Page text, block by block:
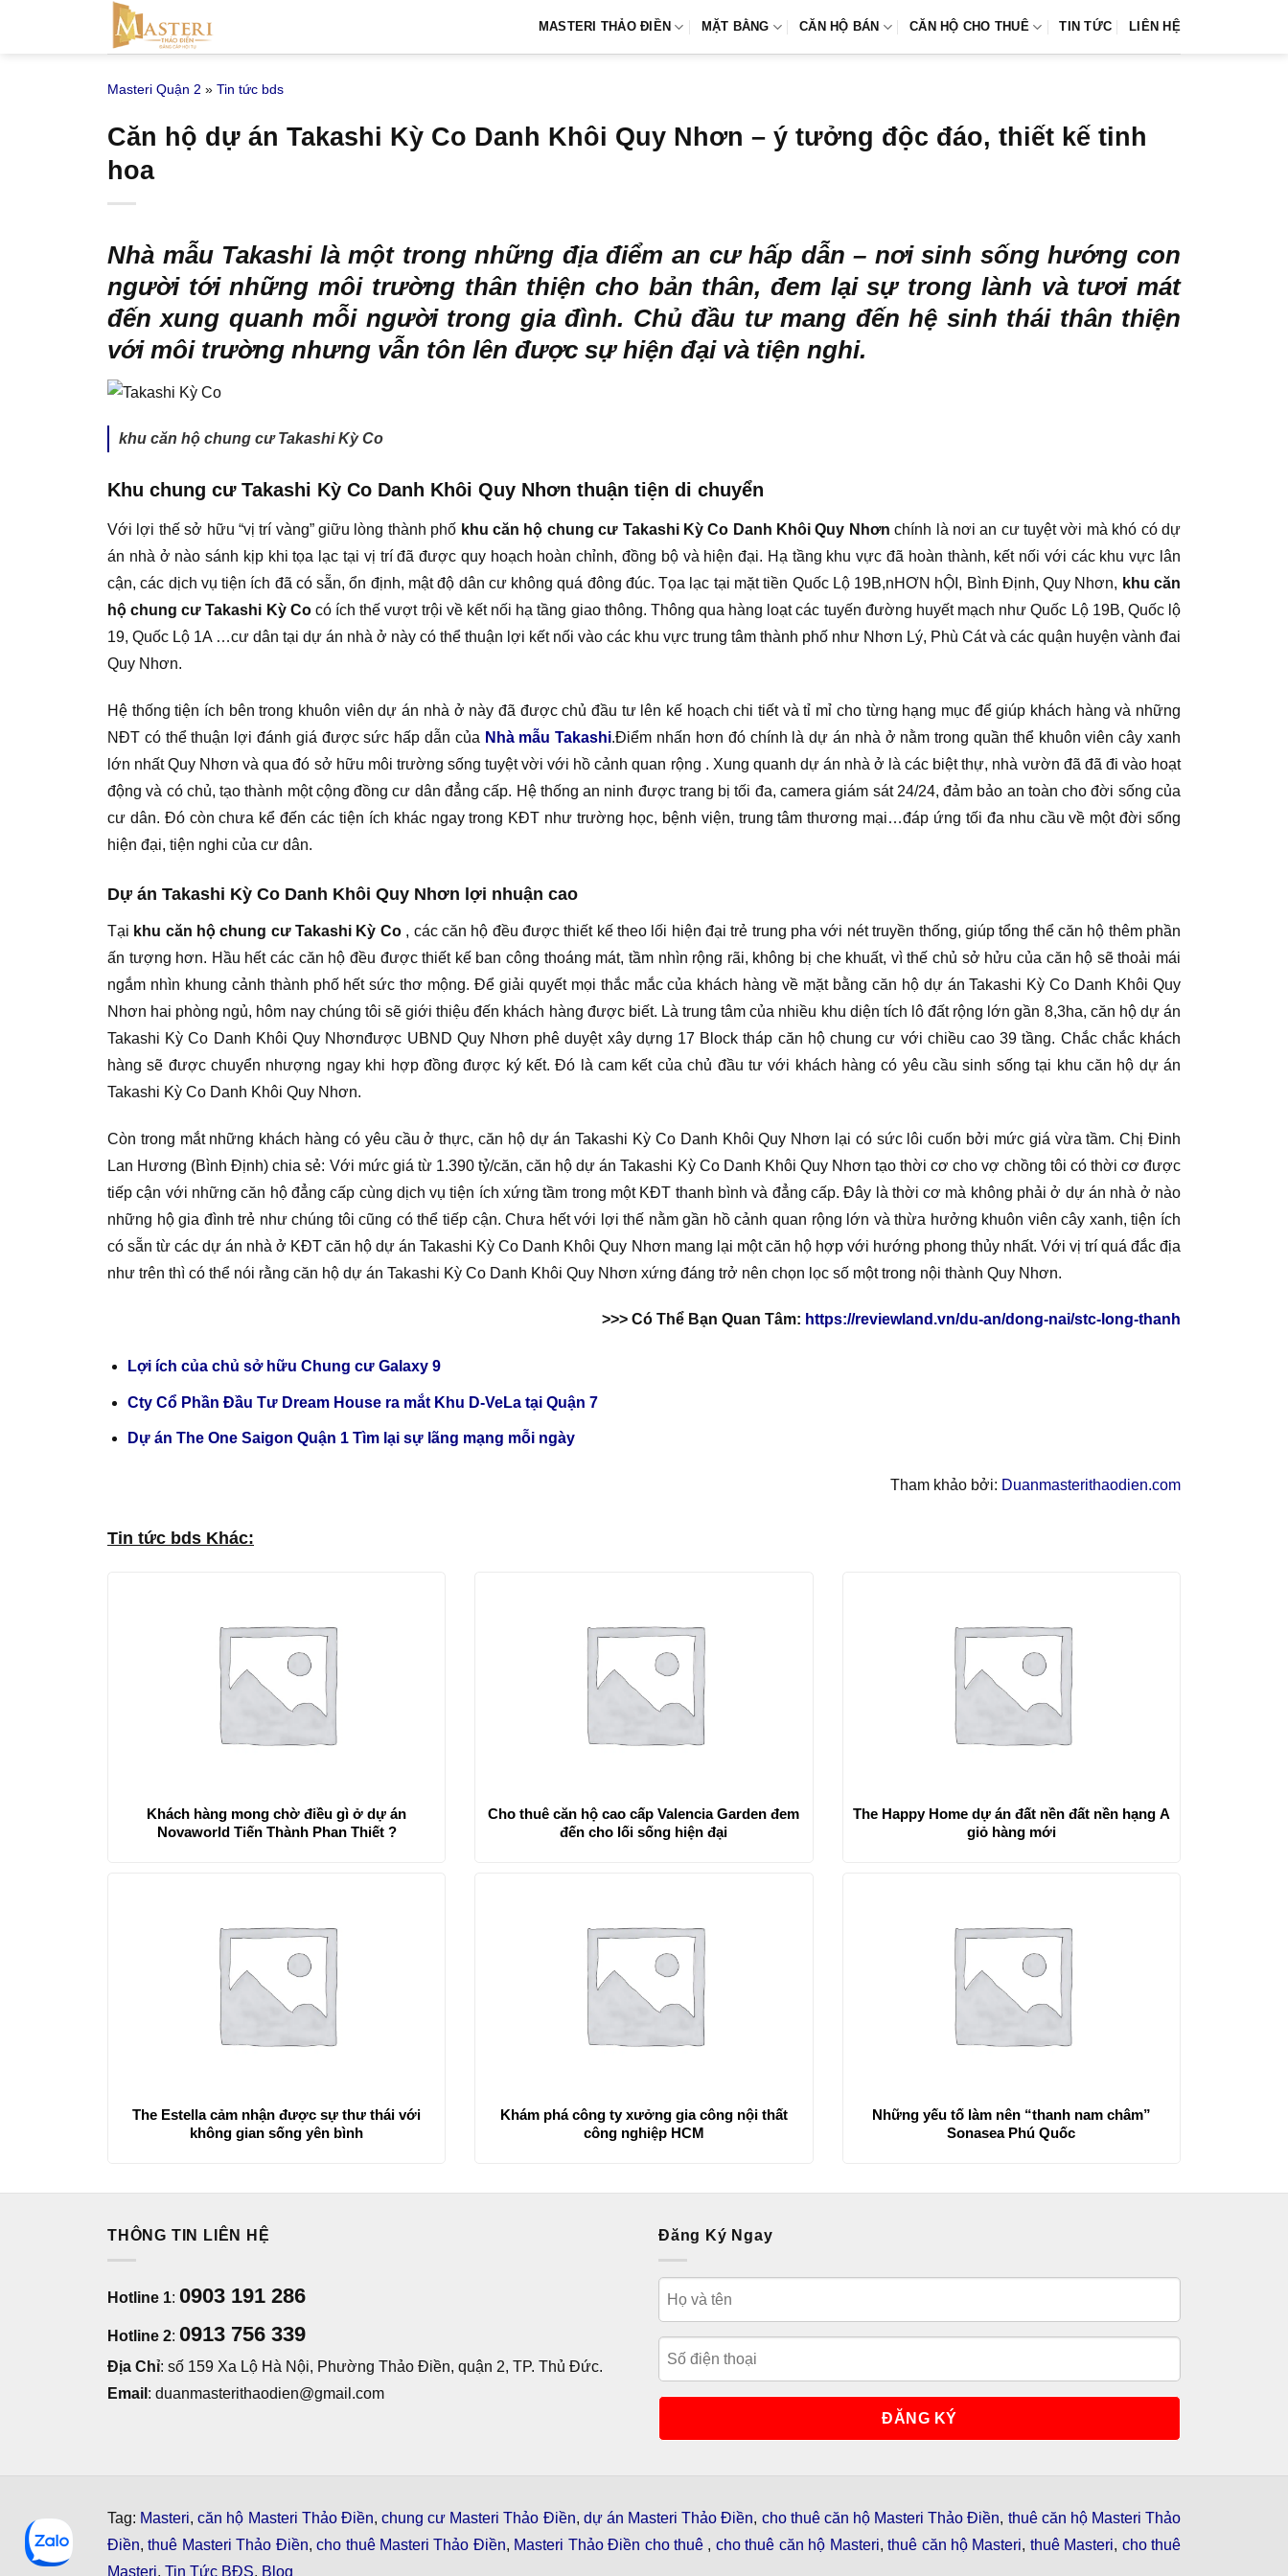
MASTERI THẢO ĐIỀN MẶT BẰNG CĂN HỘ BÁN CĂN HỘ CHO THUÊ TIN TỨC LIÊN HỆ
Masteri Quận 2 » Tin tức bds
Căn hộ dự án Takashi Kỳ Co Danh Khôi Quy Nhơn – ý tưởng độc đáo, thiết kế tinh
hoa
Nhà mẫu Takashilà một trong những địa điểm an cư hấp dẫn – nơi sinh sống hướng con
người tới những môi trường thân thiện cho bản thân, đem lại sự trong lành và tươi mát
đến xung quanh mỗi người trong gia đình. Chủ đầu tư mang đến hệ sinh thái thân thiện
với môi trường nhưng vẫn tôn lên được sự hiện đại và tiện nghi.
khu căn hộ chung cư Takashi Kỳ Co
Khu chung cư Takashi Kỳ Co Danh Khôi Quy Nhơn thuận tiện di chuyển
Với lợi thế sở hữu “vị trí vàng” giữu lòng thành phố khu căn hộ chung cư Takashi Kỳ Co Danh Khôi Quy Nhơn chính là nơi an cư tuyệt vời mà khó có dự
án nhà ở nào sánh kịp khi tọa lạc tại vị trí đã được quy hoạch hoàn chỉnh, đồng bộ và hiện đại. Hạ tầng khu vực đã hoàn thành, kết nối với các khu vực lân
cận, các dịch vụ tiện ích đã có sẵn, ổn định, mật độ dân cư không quá đông đúc. Tọa lạc tại mặt tiền Quốc Lộ 19B,nHƠN hỘI, Bình Định, Quy Nhơn, khu căn
hộ chung cư Takashi Kỳ Cocó ích thế vượt trội về kết nối hạ tầng giao thông. Thông qua hàng loạt các tuyến đường huyết mạch như Quốc Lộ 19B, Quốc lộ
19, Quốc Lộ 1A …cư dân tại dự án nhà ở này có thể thuận lợi kết nối vào các khu vực trung tâm thành phố như Nhơn Lý, Phù Cát và các quận huyện vành đai
Quy Nhơn.
Hệ thống tiện ích bên trong khuôn viên dự án nhà ở này đã được chủ đầu tư lên kế hoạch chi tiết và tỉ mỉ cho từng hạng mục để giúp khách hàng và những
NĐT có thể thuận lợi đánh giá được sức hấp dẫn của Nhà mẫu Takashi.Điểm nhấn hơn đó chính là dự án nhà ở nằm trong quần thể khuôn viên cây xanh
lớn nhất Quy Nhơn và qua đó sở hữu môi trường sống tuyệt vời với hồ cảnh quan rộng . Xung quanh dự án nhà ở là các biệt thự, nhà vườn đã đã đi vào hoạt
động và có chủ, tạo thành một cộng đồng cư dân đẳng cấp. Hệ thống an ninh được trang bị tối đa, camera giám sát 24/24, đảm bảo an toàn cho đời sống của
cư dân. Đó còn chưa kể đến các tiện ích khác ngay trong KĐT như trường học, bệnh viện, trung tâm thương mại…đáp ứng tối đa nhu cầu về một đời sống
hiện đại, tiện nghi của cư dân.
Dự án Takashi Kỳ Co Danh Khôi Quy Nhơn lợi nhuận cao
Tại khu căn hộ chung cư Takashi Kỳ Co, các căn hộ đều được thiết kế theo lối hiện đại trẻ trung pha với nét truyền thống, giúp tổng thể căn hộ thêm phần
ấn tượng hơn. Hầu hết các căn hộ đều được thiết kế ban công thoáng mát, tầm nhìn rộng rãi, không bị che khuất, vì thế chủ sở hửu của căn hộ sẽ thoải mái
ngắm nhìn khung cảnh thành phố hết sức thơ mộng. Để giải quyết mọi thắc mắc của khách hàng về mặt bằng căn hộ dự án Takashi Kỳ Co Danh Khôi Quy
Nhơn hai phòng ngủ, hôm nay chúng tôi sẽ giới thiệu đến khách hàng được biết. Là trung tâm của nhiều khu diện tích lô đất rộng lớn gần 8,3ha, căn hộ dự án
Takashi Kỳ Co Danh Khôi Quy Nhơnđược UBND Quy Nhơn phê duyệt xây dựng 17 Block tháp căn hộ chung cư với chiều cao 39 tầng. Chắc chắc khách
hàng sẽ được chuyển nhượng ngay khi hợp đồng được ký kết. Đó là cam kết của chủ đầu tư với khách hàng có yêu cầu sinh sống tại khu căn hộ dự án
Takashi Kỳ Co Danh Khôi Quy Nhơn.
Còn trong mắt những khách hàng có yêu cầu ở thực, căn hộ dự án Takashi Kỳ Co Danh Khôi Quy Nhơn lại có sức lôi cuốn bởi mức giá vừa tầm. Chị Đinh
Lan Hương (Bình Định) chia sẻ: Với mức giá từ 1.390 tỷ/căn, căn hộ dự án Takashi Kỳ Co Danh Khôi Quy Nhơn tạo thời cơ cho vợ chồng tôi có thời cơ được
tiếp cận với những căn hộ đẳng cấp cùng dịch vụ tiện ích xứng tầm trong một KĐT thanh bình và đẳng cấp. Đây là thời cơ mà không phải ở dự án nhà ở nào
những hộ gia đình trẻ như chúng tôi cũng có thể tiếp cận. Chưa hết với lợi thế nằm gần hồ cảnh quan rộng lớn và thừa hưởng khuôn viên cây xanh, tiện ích
có sẵn từ các dự án nhà ở KĐT căn hộ dự án Takashi Kỳ Co Danh Khôi Quy Nhơn mang lại một căn hộ hợp với hướng phong thủy nhất. Với vị trí quá đắc địa
như trên thì có thể nói rằng căn hộ dự án Takashi Kỳ Co Danh Khôi Quy Nhơn xứng đáng trở nên chọn lọc số một trong nội thành Quy Nhơn.
>>> Có Thể Bạn Quan Tâm: https://reviewland.vn/du-an/dong-nai/stc-long-thanh
Lợi ích của chủ sở hữu Chung cư Galaxy 9
Cty Cổ Phần Đầu Tư Dream House ra mắt Khu D-VeLa tại Quận 7
Dự án The One Saigon Quận 1 Tìm lại sự lãng mạng mỗi ngày
Tham khảo bởi: Duanmasterithaodien.com
Tin tức bds Khác:
Khách hàng mong chờ điều gì ở dự án
Novaworld Tiến Thành Phan Thiết ?
Cho thuê căn hộ cao cấp Valencia Garden đem
đến cho lối sống hiện đại
The Happy Home dự án đất nền đất nền hạng A
giỏ hàng mới
The Estella cảm nhận được sự thư thái với
không gian sống yên bình
Khám phá công ty xưởng gia công nội thất
công nghiệp HCM
Những yếu tố làm nên “thanh nam châm”
Sonasea Phú Quốc
THÔNG TIN LIÊN HỆ
Hotline 1: 0903 191 286
Hotline 2: 0913 756 339
Địa Chỉ: số 159 Xa Lộ Hà Nội, Phường Thảo Điền, quận 2, TP. Thủ Đức.
Email : duanmasterithaodien@gmail.com
Đăng Ký Ngay
Tag: Masteri,căn hộ Masteri Thảo Điền,chung cư Masteri Thảo Điền, dự án Masteri Thảo Điền, cho thuê căn hộ Masteri Thảo Điền, thuê căn hộ Masteri Thảo
Điền,thuê Masteri Thảo Điền,cho thuê Masteri Thảo Điền, Masteri Thảo Điền cho thuê , cho thuê căn hộ Masteri,thuê căn hộ Masteri, thuê Masteri, cho thuê
Masteri, Tin Tức BĐS, Blog